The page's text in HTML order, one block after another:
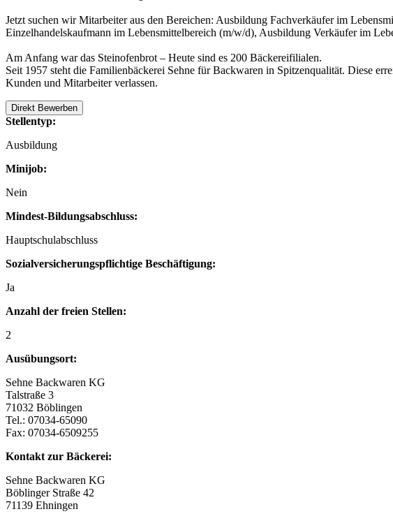
Jetzt suchen wir Mitarbeiter aus den Bereichen: Ausbildung Fachverkäufer im
Einzelhandelskaufmann im Lebensmittelbereich (m/w/d), Ausbildung Verkäufer im
Am Anfang war das Steinofenbrot – Heute sind es 200 Bäckereifilialen.
Seit 1957 steht die Familienbäckerei Sehne für Backwaren in Spitzenqualität. Diese
Kunden und Mitarbeiter verlassen.
Direkt Bewerben
Stellentyp:
Ausbildung
Minijob:
Nein
Mindest-Bildungsabschluss:
Hauptschulabschluss
Sozialversicherungspflichtige Beschäftigung:
Ja
Anzahl der freien Stellen:
2
Ausübungsort:
Sehne Backwaren KG
Talstraße 3
71032 Böblingen
Tel.: 07034-65090
Fax: 07034-6509255
Kontakt zur Bäckerei:
Sehne Backwaren KG
Böblinger Straße 42
71139 Ehningen